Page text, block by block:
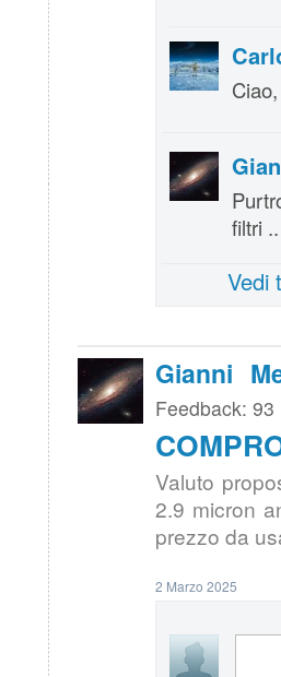
filtri
Vedi
Gianni
Feedback: 93
Valuto
2.9 micron
prezzo da
2 Marzo 2025